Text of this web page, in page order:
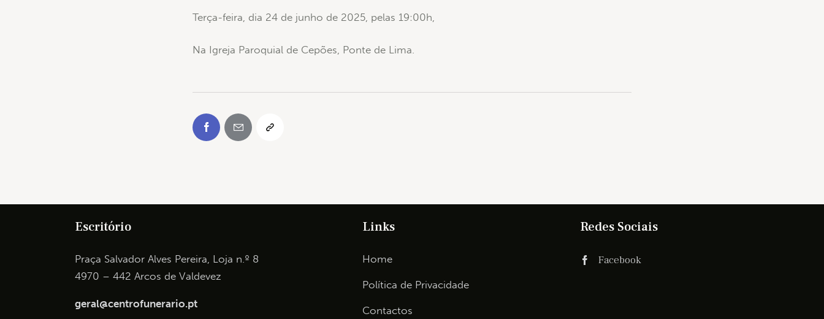
Terça-feira, dia 24 de junho de 2025, pelas 19:00h,
Na Igreja Paroquial de Cepões, Ponte de Lima.
Escritório
Praça Salvador Alves Pereira, Loja n.º 8
4970 – 442 Arcos de Valdevez
geral@centrofunerario.pt
Links
Home
Política de Privacidade
Contactos
Redes Sociais
Facebook